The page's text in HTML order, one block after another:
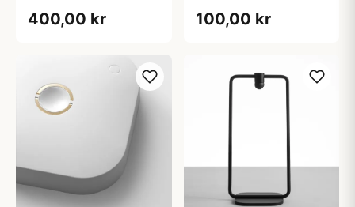
400,00 kr 100,00 kr